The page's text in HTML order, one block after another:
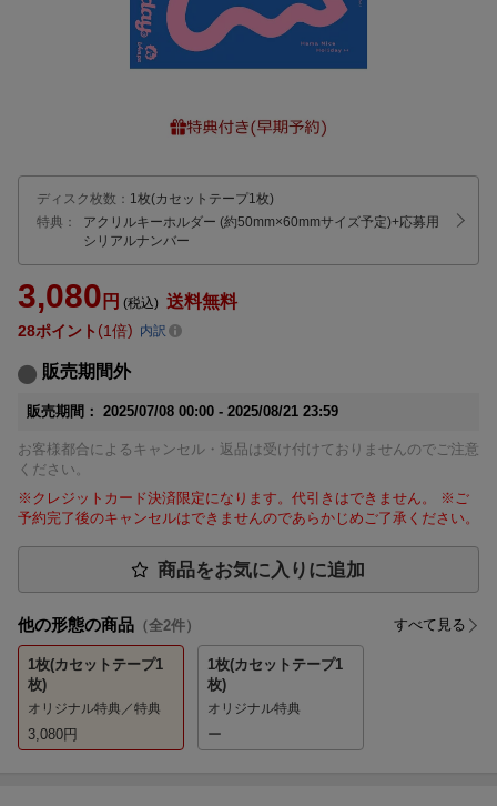
ディスク枚数 ： 1枚(カセットテープ1枚)
特典：
アクリルキーホルダー (約50mm×60mmサイズ予定)+応募用
シリアルナンバー
3,080 円 (税込) 送料無料
28ポイント 1倍 内訳
販売期間外
販売期間： 2025/07/08 00:00 - 2025/08/21 23:59
お客様都合によるキャンセル・返品は受け付けておりませんのでご注意
ください。
※クレジットカード決済限定になります。代引きはできません。 ※ご
予約完了後のキャンセルはできませんのであらかじめご了承ください。
商品をお気に入りに追加
他の形態の商品 （全2件） すべて見る
1枚(カセットテープ1
枚)
オリジナル特典／特典
3,080円
1枚(カセットテープ1
枚)
オリジナル特典
ー